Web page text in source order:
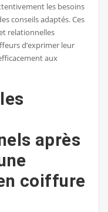
les besoins
conseils adaptés. Ces
relationnelles
d’exprimer leur
aux
après
coiffure